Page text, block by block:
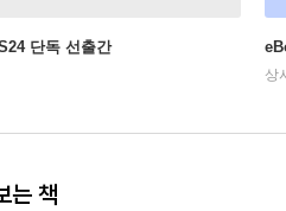
단독 선출간
상
는 책